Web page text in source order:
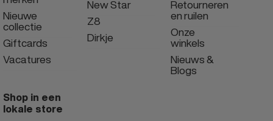
Nieuwe
collectie
Giftcards
Vacatures
New Star
Z8
Dirkje
Retourneren
en ruilen
Onze
winkels
Nieuws &
Blogs
Shop in een
lokale store